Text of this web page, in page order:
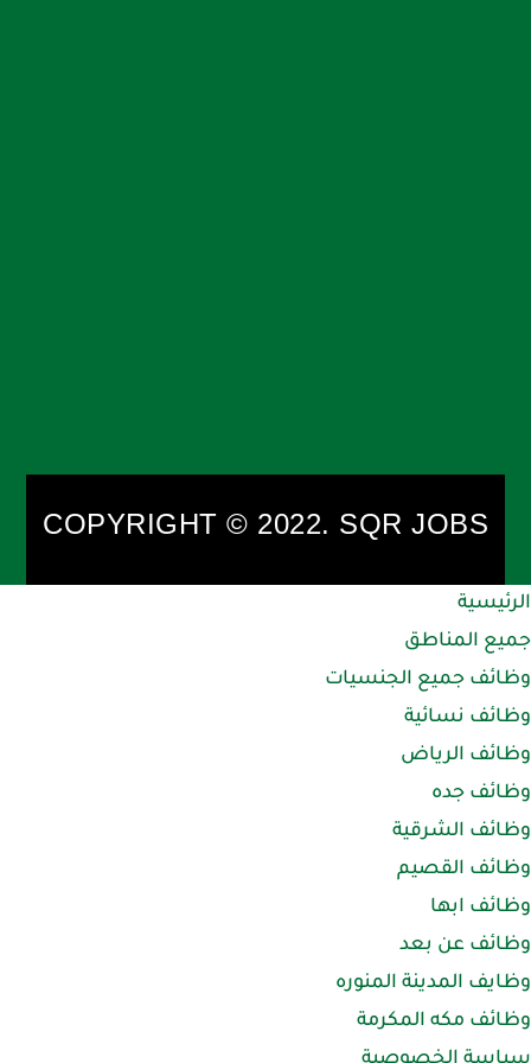
COPYRIGHT © 2022. SQR JOBS
الرئيسية
جميع المناطق
وظائف جميع الجنسيات
وظائف نسائية
وظائف الرياض
وظائف جده
وظائف الشرقية
وظائف القصيم
وظائف ابها
وظائف عن بعد
وظايف المدينة المنوره
وظائف مكه المكرمة